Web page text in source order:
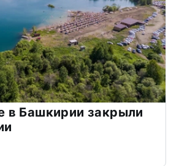
в Башкирии закрыли